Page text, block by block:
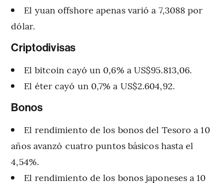
El yuan offshore apenas varió a 7,3088 por
dólar.
Criptodivisas
El bitcoin cayó un 0,6% a US$95.813,06.
El éter cayó un 0,7% a US$2.604,92.
Bonos
El rendimiento de los bonos del Tesoro a 10
años avanzó cuatro puntos básicos hasta el
4,54%.
El rendimiento de los bonos japoneses a 10